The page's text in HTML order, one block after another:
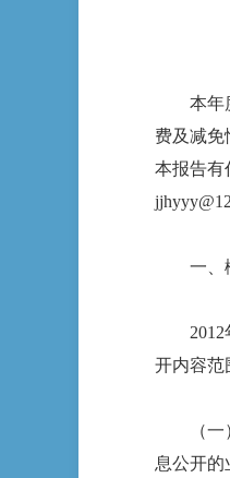
本年度
费及减免
本报告有
一、
2012年
开内容范
（一）
息公开的